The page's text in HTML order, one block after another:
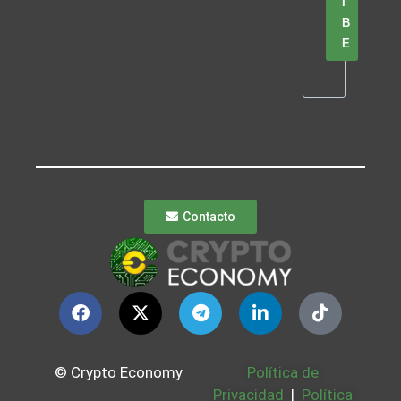
B
E
Contacto
© Crypto Economy
Política de
Privacidad | Política